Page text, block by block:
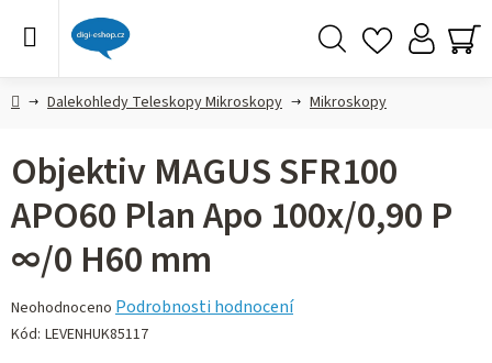
DomůDalekohledy Teleskopy Mikroskopy Mikroskopy
Objektiv MAGUS SFR100
APO60 Plan Apo 100х/0,90 P
∞/0 H60 mm
Průměrné
hodnocení
Neohodnoceno Podrobnosti hodnocení
Kód: LEVENHUK85117